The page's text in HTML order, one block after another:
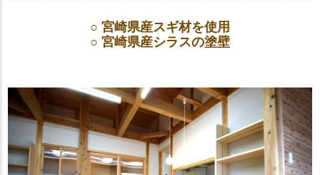
○ 宮崎県産スギ材を使用
○ 宮崎県産シラスの塗壁